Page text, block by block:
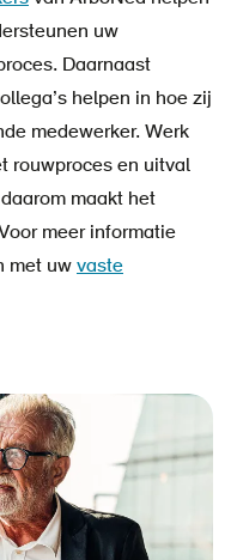
uw
Daarnaast
helpen in hoe zij
medewerker. Werk
rouwproces en uitval
maakt het
meer informatie
met uw vaste